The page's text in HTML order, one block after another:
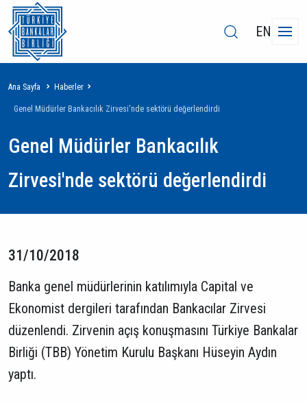
EN
Sayfa
yolu
Ana Sayfa Haberler
Genel Müdürler Bankacılık Zirvesi'nde sektörü değerlendirdi
Genel Müdürler Bankacılık
Zirvesi'nde sektörü değerlendirdi
31/10/2018
Banka genel müdürlerinin katılımıyla Capital ve
Ekonomist dergileri tarafından Bankacılar Zirvesi
düzenlendi. Zirvenin açış konuşmasını Türkiye Bankalar
Birliği (TBB) Yönetim Kurulu Başkanı Hüseyin Aydın
yaptı.